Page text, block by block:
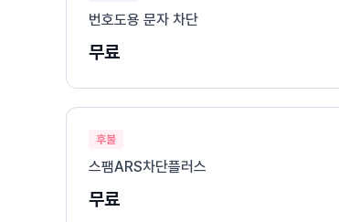
번호도용 문자 차단
무료
후불
스팸ARS차단플러스
무료